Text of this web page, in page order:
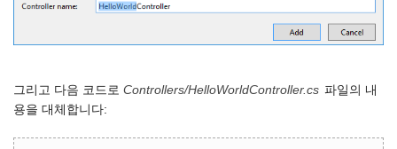
그리고 다음 코드로 Controllers/HelloWorldController.cs 파일의 내
용을 대체합니다: